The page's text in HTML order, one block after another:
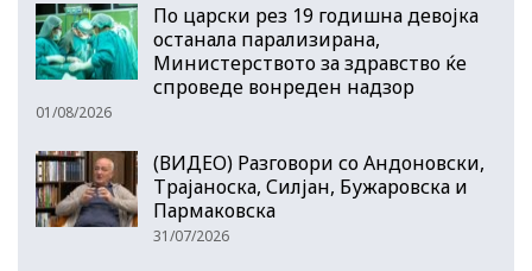
По царски рез 19 годишна девојка
останала парализирана,
Министерството за здравство ќе
спроведе вонреден надзор
01/08/2026
(ВИДЕО) Разговори со Андоновски,
Трајаноска, Силјан, Бужаровска и
Пармаковска
31/07/2026